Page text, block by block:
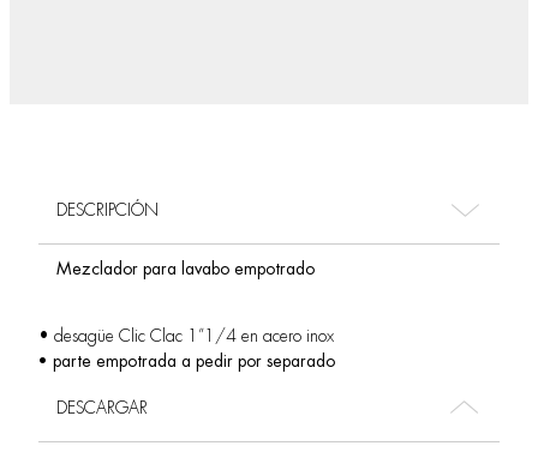
DESCRIPCIÓN
Mezclador para lavabo empotrado
• desagüe Clic Clac 1”1/4 en acero inox
• parte empotrada a pedir por separado
DESCARGAR